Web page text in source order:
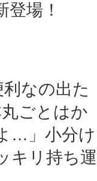
登場！
なの出た
ごとはか
…」小分け
キリ持ち運